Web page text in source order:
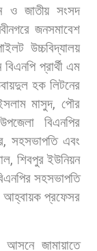
ও জাতীয় সংসদ
জনসমাবেশ
উচ্চবিদ্যালয়
বিএনপি প্রার্থী এম
হক লিটনের
মাসুদ,পৌর
উপজেলা
বিএনপির
,সহসভাপতি এবং
, শিবপুর ইউনিয়ন
সহসভাপতি
আহ্বায়ক প্রফেসর
আসনে জামায়াতে